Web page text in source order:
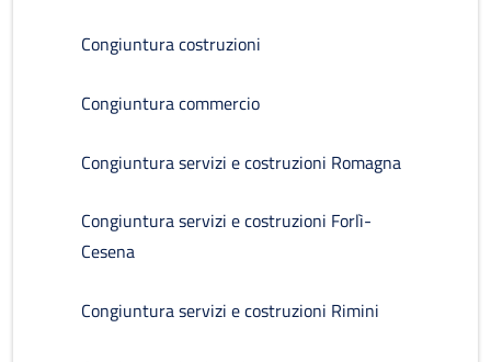
Congiuntura costruzioni
Congiuntura commercio
Congiuntura servizi e costruzioni Romagna
Congiuntura servizi e costruzioni Forlì-
Cesena
Congiuntura servizi e costruzioni Rimini